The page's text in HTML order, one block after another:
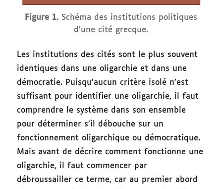
Figure 1. Schéma des institutions politiques
d’une cité grecque.
Les institutions des cités sont le plus souvent
identiques dans une oligarchie et dans une
démocratie. Puisqu’aucun critère isolé n’est
suffisant pour identifier une oligarchie, il faut
comprendre le système dans son ensemble
pour déterminer s’il débouche sur un
fonctionnement oligarchique ou démocratique.
Mais avant de décrire comment fonctionne une
oligarchie, il faut commencer par
débroussailler ce terme, car au premier abord